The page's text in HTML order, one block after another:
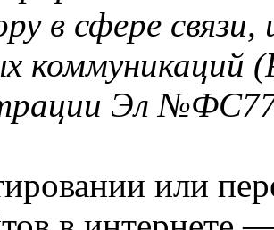
в сфере
коммуникаций
Эл
или